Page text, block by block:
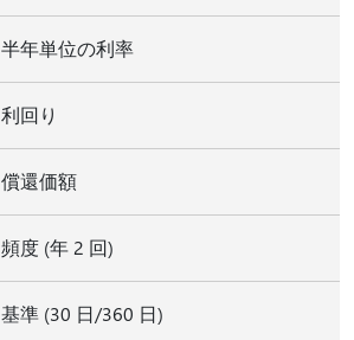
半年単位の利率
利回り
償還価額
頻度 (年 2 回)
基準 (30 日/360 日)